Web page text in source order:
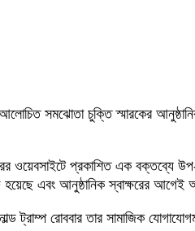
আলোচিত সমঝোতা চুক্তি স্মারকের
ওয়েবসাইটে প্রকাশিত এক বক্তব্যে
এবং আনুষ্ঠানিক স্বাক্ষরের আগেই
ট্রাম্প রোববার তার সামাজিক